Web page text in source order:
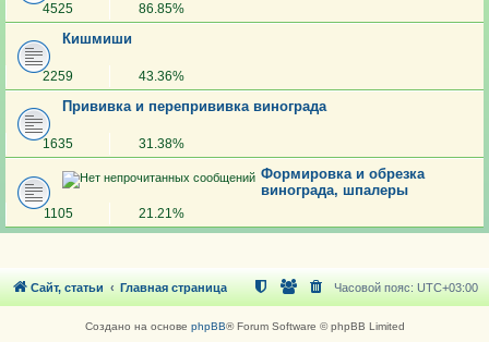
4525 86.85%
Кишмиши
2259 43.36%
Прививка и перепрививка винограда
1635 31.38%
Формировка и обрезка
винограда, шпалеры
1105 21.21%
Сайт, статьи Главная страница Часовой пояс: UTC+03:00
Создано на основе phpBB® Forum Software © phpBB Limited